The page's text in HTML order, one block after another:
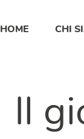
HOME CHI
Il